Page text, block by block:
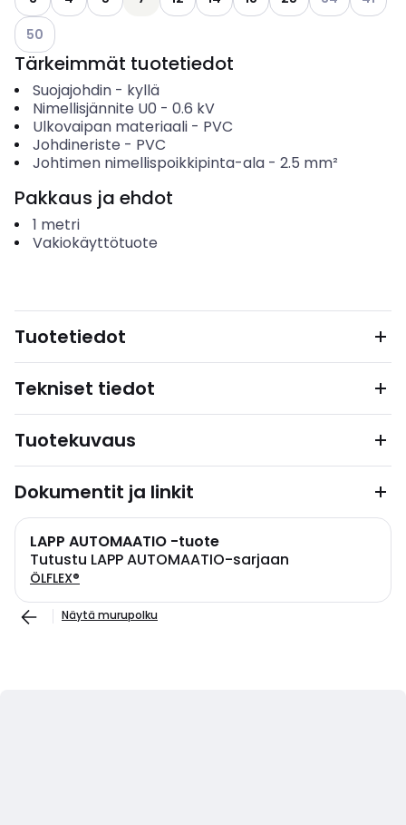
Katso käytettävissä olevat vaihtoehdot
50
Tärkeimmät tuotetiedot
Suojajohdin- kyllä
Nimellisjännite U0 - 0.6 kV
Ulkovaipan materiaali- PVC
Johdineriste - PVC
Johtimen nimellispoikkipinta-ala- 2.5 mm²
Pakkaus ja ehdot
1 metri
Vakiokäyttötuote
Tuotetiedot
Tekniset tiedot
Tuotekuvaus
Dokumentit ja linkit
LAPP AUTOMAATIO -tuote
Tutustu LAPP AUTOMAATIO-sarjaan
ÖLFLEX®
Näytä murupolku